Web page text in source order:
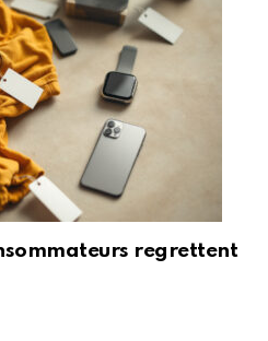
regrettent